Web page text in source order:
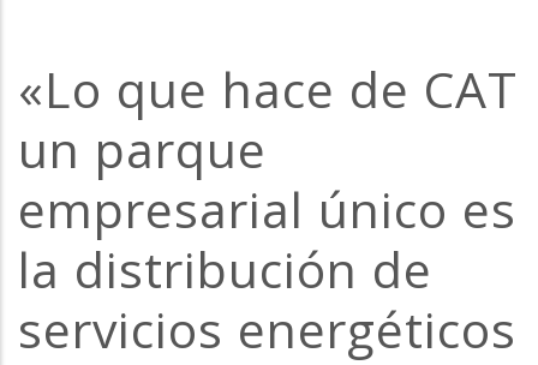
de
ayuda
a
la
navegación
«Lo que hace de CAT
un parque
empresarial único es
la distribución de
servicios energéticos